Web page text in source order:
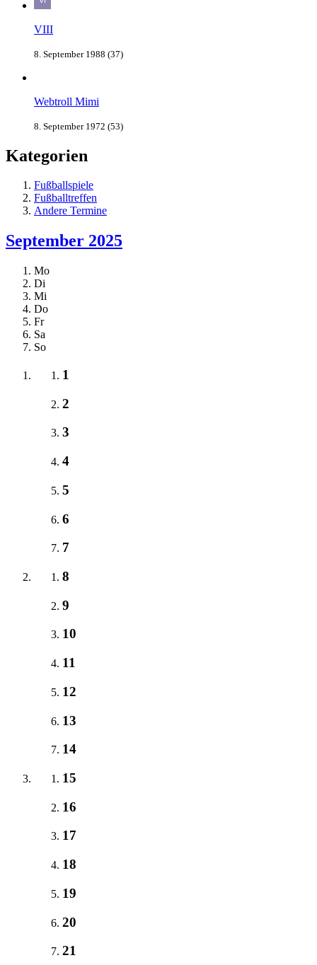
VIII
8. September 1988 (37)
Webtroll Mimi
8. September 1972 (53)
Kategorien
Fußballspiele
Fußballtreffen
Andere Termine
September 2025
Mo
Di
Mi
Do
Fr
Sa
So
1
2
3
4
5
6
7
8
9
10
11
12
13
14
15
16
17
18
19
20
21